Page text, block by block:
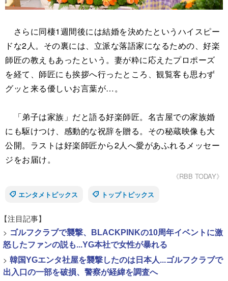
さらに同棲1週間後には結婚を決めたというハイスピー
ドな2人。その裏には、立派な落語家になるための、好楽
師匠の教えもあったという。妻が粋に応えたプロポーズ
を経て、師匠にも挨拶へ行ったところ、観覧客も思わず
グッと来る優しいお言葉が…。
「弟子は家族」だと語る好楽師匠。名古屋での家族婚
にも駆けつけ、感動的な祝辞を贈る。その秘蔵映像も大
公開。ラストは好楽師匠から2人へ愛があふれるメッセー
ジをお届け。
《RBB TODAY》
エンタメトピックス
トップトピックス
【注目記事】
> ゴルフクラブで襲撃、BLACKPINKの10周年イベントに激
怒したファンの説も...YG本社で女性が暴れる
> 韓国YGエンタ社屋を襲撃したのは日本人...ゴルフクラブで
出入口の一部を破損、警察が経緯を調査へ